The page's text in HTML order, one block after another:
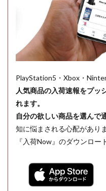
PlayStation5・Xbox・
人気商品の入荷速報をプッ
れます。
自分の欲しい商品を選んで
知に悩まされる心配があり
『入荷Now』のダウンロー